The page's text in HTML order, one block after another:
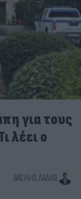
για τους
λέει ο
ΒΑΣΊΛΗΣ ΛΑΔΙΆΣ